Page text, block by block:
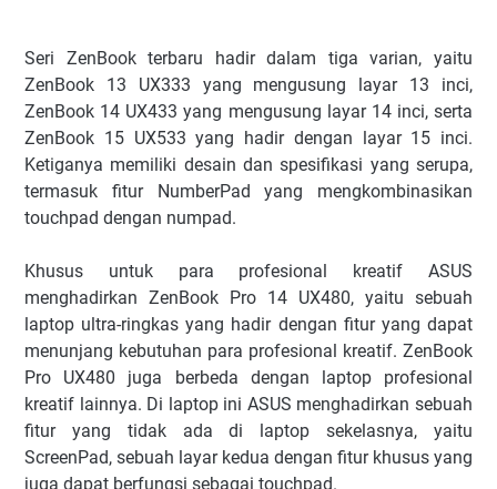
Seri ZenBook terbaru hadir dalam tiga varian, yaitu
ZenBook 13 UX333 yang mengusung layar 13 inci,
ZenBook 14 UX433 yang mengusung layar 14 inci, serta
ZenBook 15 UX533 yang hadir dengan layar 15 inci.
Ketiganya memiliki desain dan spesifikasi yang serupa,
termasuk fitur NumberPad yang mengkombinasikan
touchpad dengan numpad.
Khusus untuk para profesional kreatif ASUS
menghadirkan ZenBook Pro 14 UX480, yaitu sebuah
laptop ultra-ringkas yang hadir dengan fitur yang dapat
menunjang kebutuhan para profesional kreatif. ZenBook
Pro UX480 juga berbeda dengan laptop profesional
kreatif lainnya. Di laptop ini ASUS menghadirkan sebuah
fitur yang tidak ada di laptop sekelasnya, yaitu
ScreenPad, sebuah layar kedua dengan fitur khusus yang
juga dapat berfungsi sebagai touchpad.